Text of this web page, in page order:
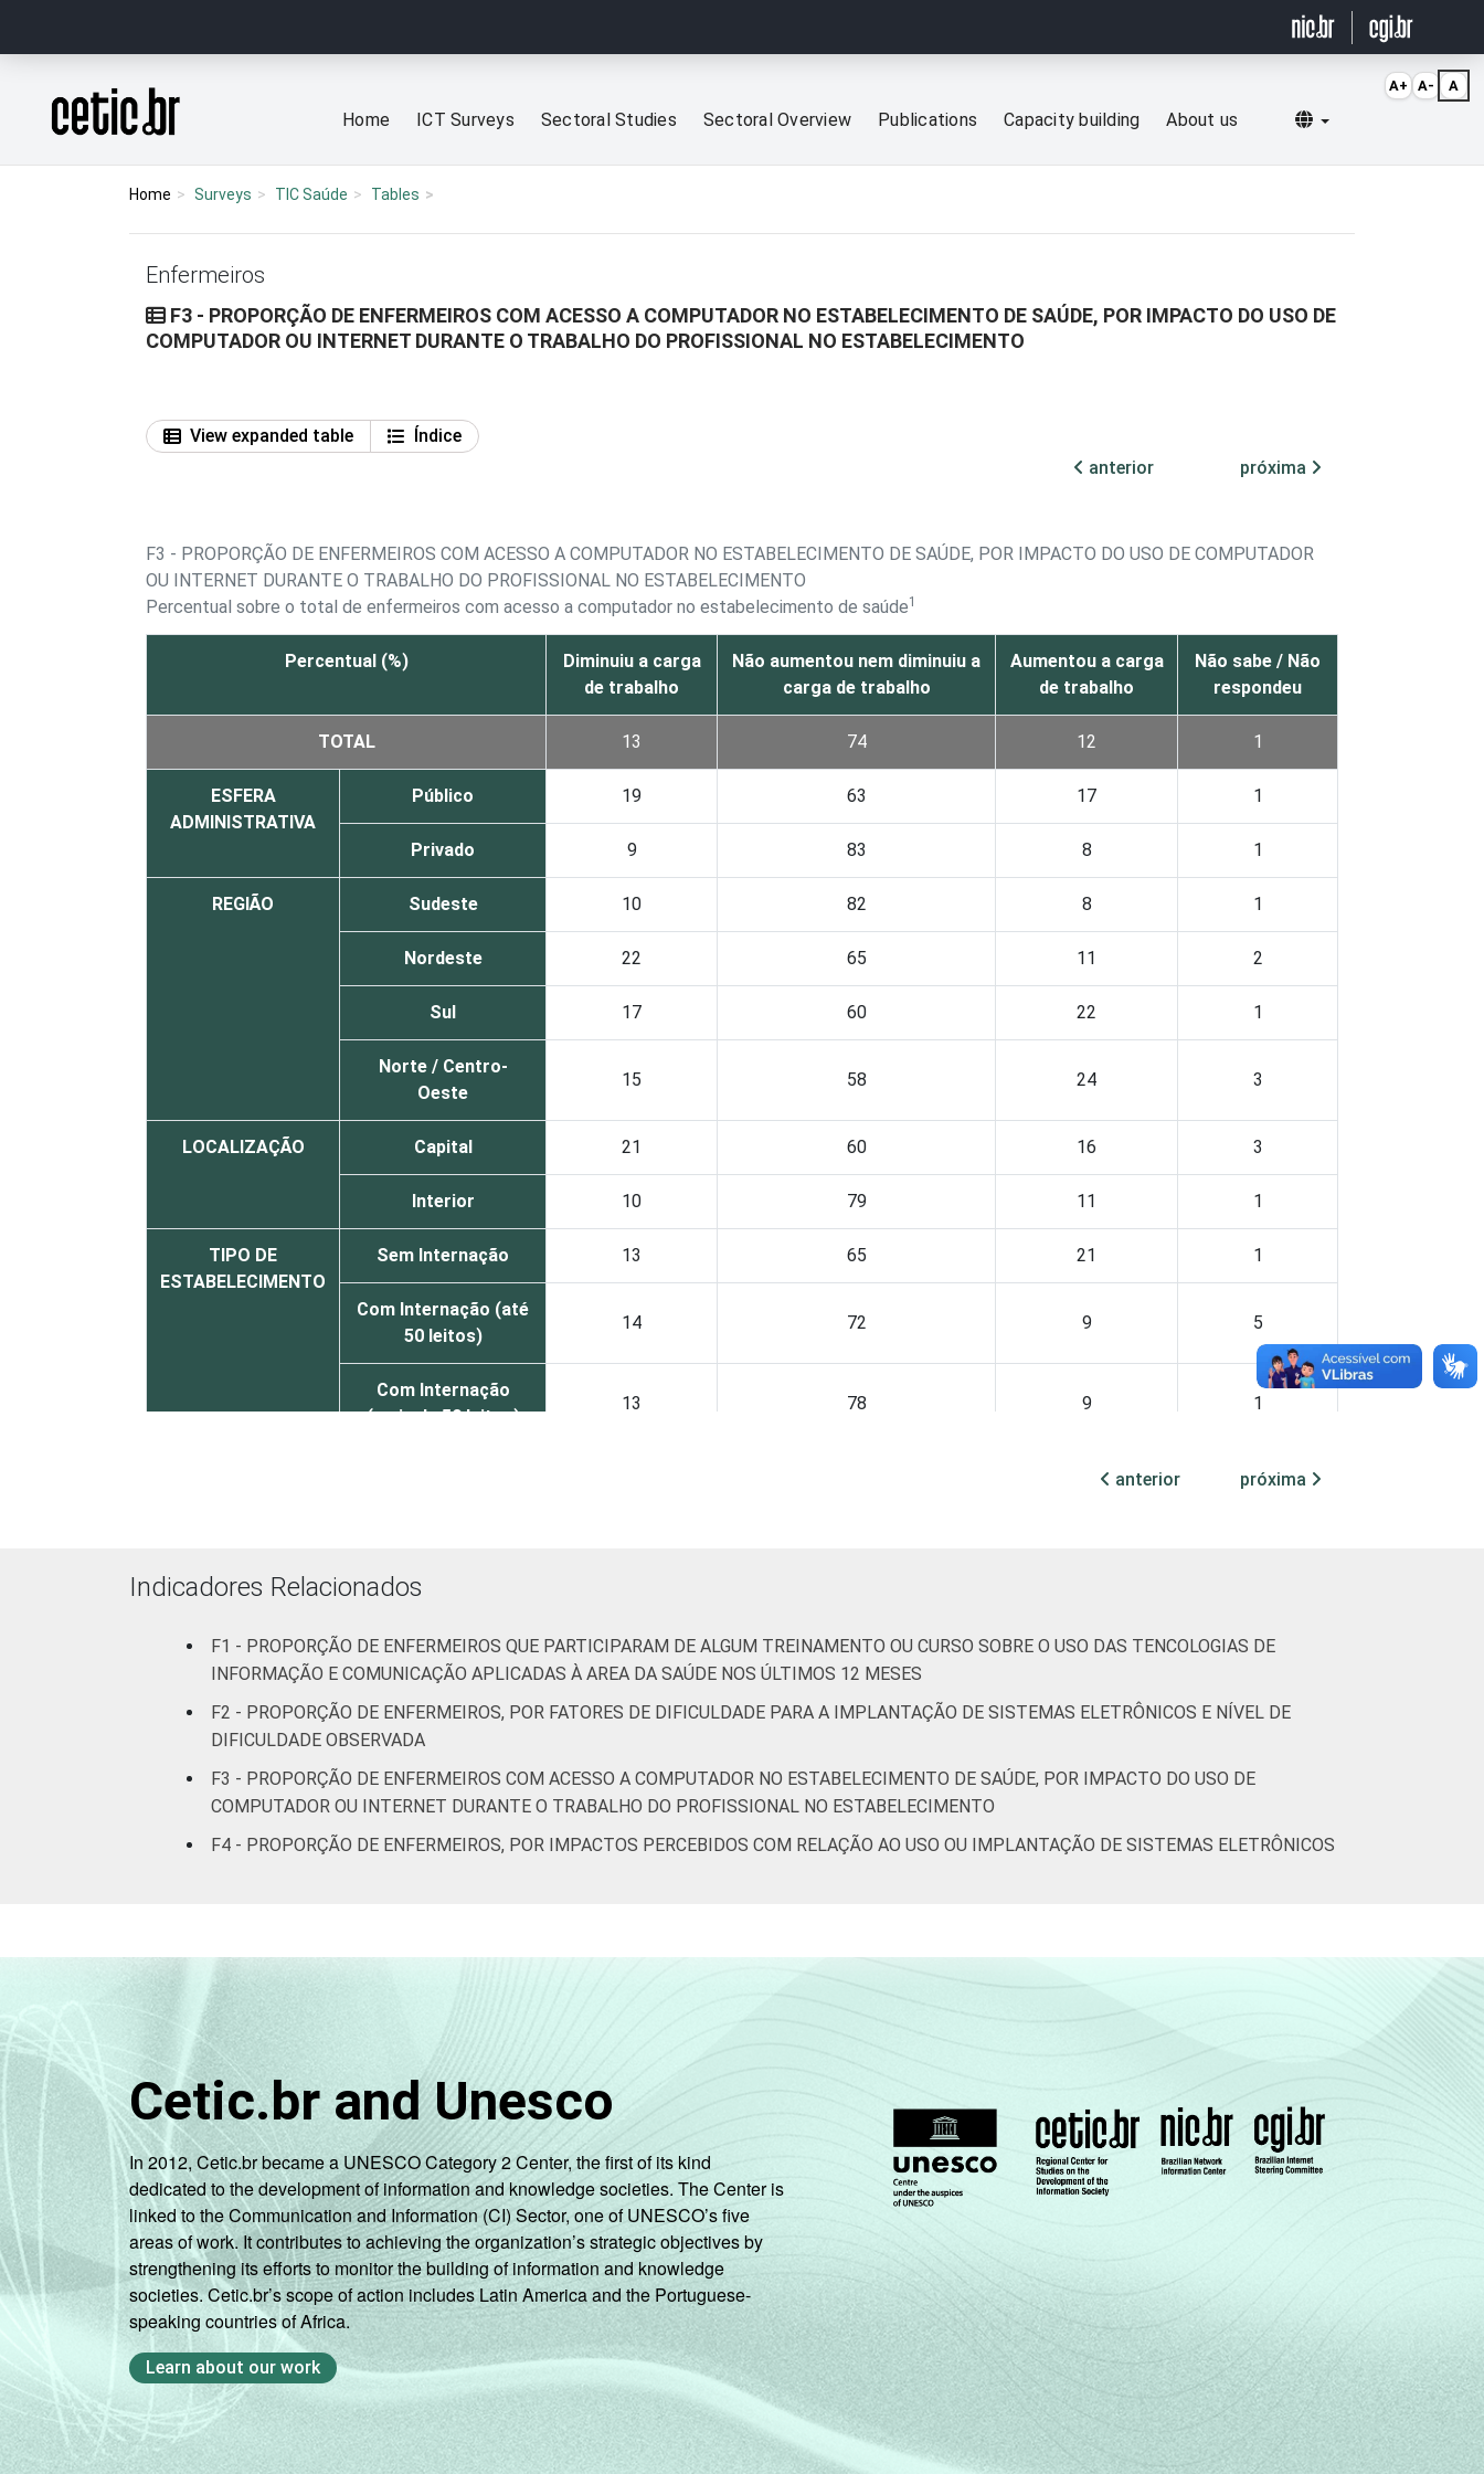
Página inicial
Home ICT Surveys Sectoral Studies Sectoral Overview Publications Capacity building About us Selecionar idioma
Home Surveys TIC Saúde Tables
Enfermeiros
F3 - PROPORÇÃO DE ENFERMEIROS COM ACESSO A COMPUTADOR NO ESTABELECIMENTO DE SAÚDE, POR IMPACTO DO USO DE
COMPUTADOR OU INTERNET DURANTE O TRABALHO DO PROFISSIONAL NO ESTABELECIMENTO
View expanded table
Índice
anterior
próxima
F3 - PROPORÇÃO DE ENFERMEIROS COM ACESSO A COMPUTADOR NO ESTABELECIMENTO DE SAÚDE, POR IMPACTO DO USO DE COMPUTADOR
OU INTERNET DURANTE O TRABALHO DO PROFISSIONAL NO ESTABELECIMENTO
Percentual sobre o total de enfermeiros com acesso a computador no estabelecimento de saúde1
Percentual (%)
Diminuiu a carga
de trabalho
Não aumentou nem diminuiu a
carga de trabalho
Aumentou a carga
de trabalho
Não sabe / Não
respondeu
TOTAL 13 74 12 1
ESFERA
ADMINISTRATIVA
Público 19 63 17 1
Privado 9 83 8 1
REGIÃO Sudeste 10 82 8 1
Nordeste 22 65 11 2
Sul 17 60 22 1
Norte / Centro-
Oeste
15 58 24 3
LOCALIZAÇÃO Capital 21 60 16 3
Interior 10 79 11 1
TIPO DE
ESTABELECIMENTO
Sem Internação 13 65 21 1
Com Internação (até
50 leitos)
14 72 9 5
Com Internação
(mais de 50 leitos)
13 78 9 1
1
41 anos ou mais
Essa tabela foi corrigida em maio de 2015. Para mais informações, acessehttps://cetic.br/noticia/cetic-br-informa-correcao-dos-resultados-da-
pesquisa-tic-saude-2013/
Base: 1940 enfermeiros com acesso a computador no estabelecimento de saúde. Respostas estimuladas. Dados coletados entre fevereiro de
2013 e agosto de 2013.
Fonte: NIC.br - fev 2013 / ago 2013
anterior próxima
Indicadores Relacionados
F1 - PROPORÇÃO DE ENFERMEIROS QUE PARTICIPARAM DE ALGUM TREINAMENTO OU CURSO SOBRE O USO DAS TENCOLOGIAS DE
INFORMAÇÃO E COMUNICAÇÃO APLICADAS À AREA DA SAÚDE NOS ÚLTIMOS 12 MESES
F2 - PROPORÇÃO DE ENFERMEIROS, POR FATORES DE DIFICULDADE PARA A IMPLANTAÇÃO DE SISTEMAS ELETRÔNICOS E NÍVEL DE
DIFICULDADE OBSERVADA
F3 - PROPORÇÃO DE ENFERMEIROS COM ACESSO A COMPUTADOR NO ESTABELECIMENTO DE SAÚDE, POR IMPACTO DO USO DE
COMPUTADOR OU INTERNET DURANTE O TRABALHO DO PROFISSIONAL NO ESTABELECIMENTO
F4 - PROPORÇÃO DE ENFERMEIROS, POR IMPACTOS PERCEBIDOS COM RELAÇÃO AO USO OU IMPLANTAÇÃO DE SISTEMAS ELETRÔNICOS
Cetic.br and Unesco
In 2012, Cetic.br became a UNESCO Category 2 Center, the first of its kind
dedicated to the development of information and knowledge societies. The Center is
linked to the Communication and Information (CI) Sector, one of UNESCO’s five
areas of work. It contributes to achieving the organization’s strategic objectives by
strengthening its efforts to monitor the building of information and knowledge
societies. Cetic.br’s scope of action includes Latin America and the Portuguese-
speaking countries of Africa.
Learn about our work
A+ A- A